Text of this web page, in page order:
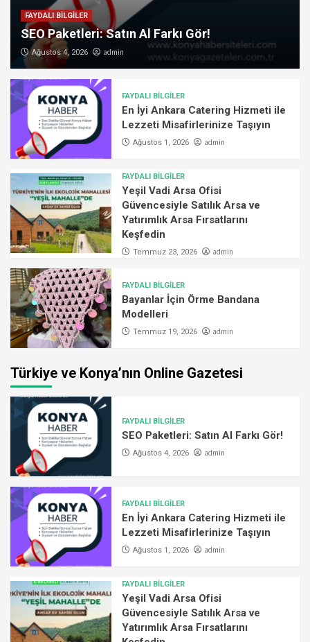
FAYDALI BİLGİLER
SEO Paketleri: Satın Al Farkı Gör!
Ağustos 4, 2026 admin
FAYDALI BİLGİLER
En İyi Ankara Catering Hizmeti ile
Lezzeti Misafirlerinize Taşıyın
Ağustos 1, 2026 admin
FAYDALI BİLGİLER
Yeşil Vadi Arsa Ofisi
Güvencesiyle Satılık Arsa ve
Yatırımlık Arsa Fırsatlarını
Keşfedin
Temmuz 23, 2026 admin
FAYDALI BİLGİLER
Bayanlar İçin Örme Bandana
Modelleri
Temmuz 19, 2026 admin
Türkiye ve Konya’nın Online Gazetesi
FAYDALI BİLGİLER
SEO Paketleri: Satın Al Farkı Gör!
Ağustos 4, 2026 admin
FAYDALI BİLGİLER
En İyi Ankara Catering Hizmeti ile
Lezzeti Misafirlerinize Taşıyın
Ağustos 1, 2026 admin
FAYDALI BİLGİLER
Yeşil Vadi Arsa Ofisi
Güvencesiyle Satılık Arsa ve
Yatırımlık Arsa Fırsatlarını